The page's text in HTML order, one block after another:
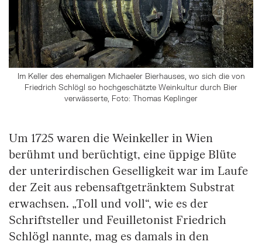
Im Keller des ehemaligen Michaeler Bierhauses, wo sich die von
Friedrich Schlögl so hochgeschätzte Weinkultur durch Bier
verwässerte, Foto: Thomas Keplinger
Um 1725 waren die Weinkeller in Wien
berühmt und berüchtigt, eine üppige Blüte
der unterirdischen Geselligkeit war im Laufe
der Zeit aus rebensaftgetränktem Substrat
erwachsen. „Toll und voll“, wie es der
Schriftsteller und Feuilletonist Friedrich
Schlögl nannte, mag es damals in den